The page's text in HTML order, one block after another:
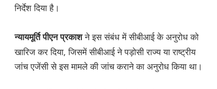
निर्देश दिया है।
न्यायमूर्ति पीएन प्रकाशने इस संबंध में सीबीआई के अनुरोध को
खारिज कर दिया, जिसमें सीबीआई ने पड़ोसी राज्य या राष्ट्रीय
जांच एजेंसी से इस मामले की जांच कराने का अनुरोध किया था।